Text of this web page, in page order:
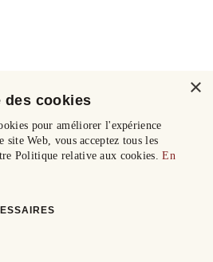
×
des cookies
pour améliorer l'expérience
Web, vous acceptez tous les
Politique relative aux cookies.En